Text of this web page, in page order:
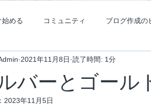
める コミュニティ ブログ作成の
バーとゴール
2021年11月8日 読了時間: 1分
2023年11月5日